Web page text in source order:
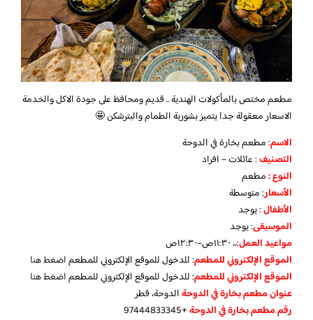
مطعم مختص بالمأكولات الهندية .. قديم ومحافظ على جودة الاكل والخدمة
الاسعار معقولة جدا يتميز بشوربة الطمام والبترشكن 🤩
الاسم: مطعم بخارة في الدوحة
التصنيف: عائلات – افراد
النوع :مطعم
الأسعار:متوسطة
الأطفال:يوجد
الموسيقى:يوجد
مواعيد العمل:،، ١١:٣٠ص–١٢:٣٠ص
الموقع الإلكتروني للمطعم: للدخول للموقع الإلكتروني للمطعماضغط هنا
الموقع الإلكتروني للمطعم: للدخول للموقع الإلكتروني للمطعماضغط هنا
عنوان مطعم بخارة في الدوحةالدوحة، قطر
رقم مطعم بخارة في الدوحة+97444833345